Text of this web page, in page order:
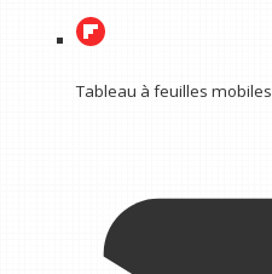
Tableau à feuilles mobiles